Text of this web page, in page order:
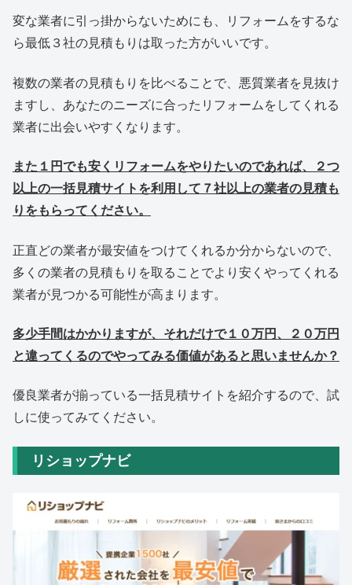
変な業者に引っ掛からないためにも、リフォームをするな
ら最低３社の見積もりは取った方がいいです。
複数の業者の見積もりを比べることで、悪質業者を見抜け
ますし、あなたのニーズに合ったリフォームをしてくれる
業者に出会いやすくなります。
また１円でも安くリフォームをやりたいのであれば、２つ
以上の一括見積サイトを利用して７社以上の業者の見積も
りをもらってください。
正直どの業者が最安値をつけてくれるか分からないので、
多くの業者の見積もりを取ることでより安くやってくれる
業者が見つかる可能性が高まります。
多少手間はかかりますが、それだけで１０万円、２０万円
と違ってくるのでやってみる価値があると思いませんか？
優良業者が揃っている一括見積サイトを紹介するので、試
しに使ってみてください。
リショップナビ